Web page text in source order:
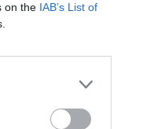
on the IAB’s List of